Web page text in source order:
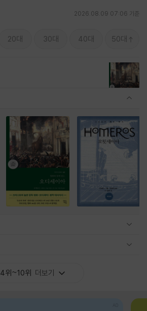
2026.08.09 07:06 기준
20대 30대 40대 50대
4위~10위 더보기